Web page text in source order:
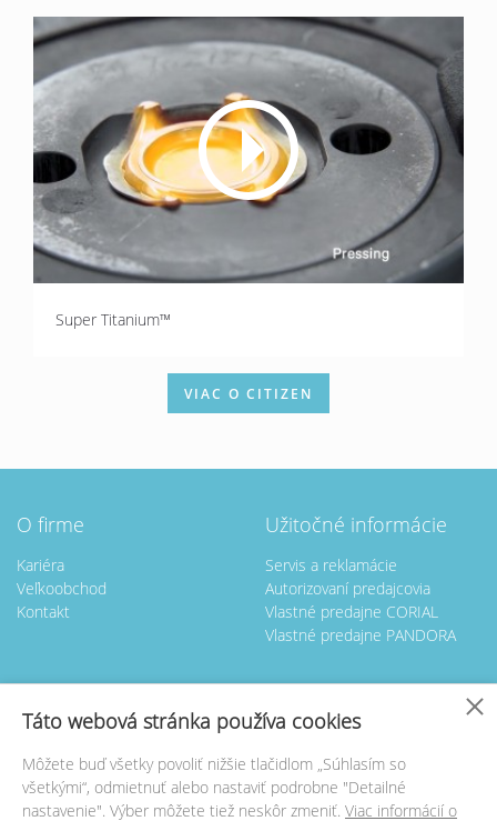
Super Titanium™
VIAC O CITIZEN
O firme
Kariéra
Veľkoobchod
Kontakt
Užitočné informácie
Servis a reklamácie
Autorizovaní predajcovia
Vlastné predajne CORIAL
Vlastné predajne PANDORA
Nastavenie cookies
Kontakt
GOLDTIME BL spol. s.r.o.
Rezedova 5
Servis hodín
GOLDTIME BL spol. s.r.o.
Rezedová 5
Táto webová stránka používa cookies
Môžete buď všetky povoliť nižšie tlačidlom „Súhlasím so
všetkými“, odmietnuť alebo nastaviť podrobne "Detailné
nastavenie". Výber môžete tiež neskôr zmeniť. Viac informácií o